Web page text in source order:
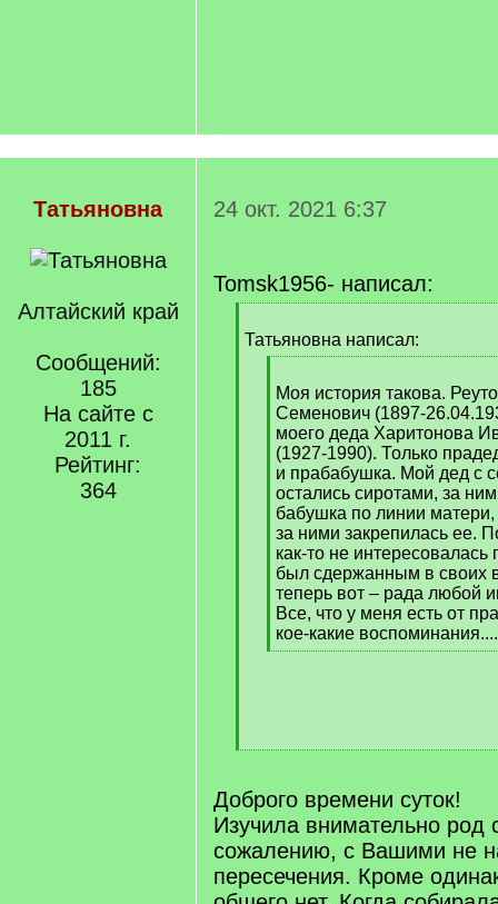
Татьяновна
Алтайский край
Сообщений:
185
На сайте с
2011 г.
Рейтинг:
364
24 окт. 2021 6:37
Tomsk1956- написал:
q
Татьяновна написал:
q
]
Моя история такова.
Семенович (1897-
моего деда Харитонова
(1927-1990). Только
и прабабушка. Мой дед с
остались сиротами, за
бабушка по линии
за ними закрепилась ее.
как-то не
был сдержанным в своих
теперь вот – рада любой
Все, что у меня есть от
кое-какие воспоминания....
[
[
q
]
Доброго времени суток!
Изучила внимательно род
сожалению, с Вашими не
пересечения. Кроме